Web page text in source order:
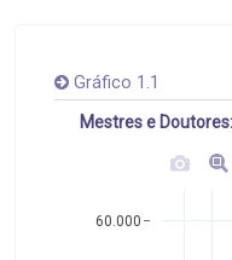
Gráfico 1.1
Mestres e
60.000